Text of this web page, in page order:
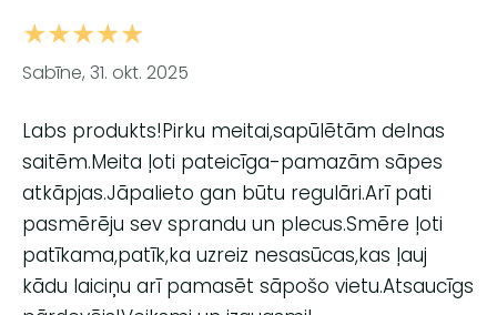
★★★★★
Sabīne, 31. okt. 2025
Labs produkts!Pirku meitai,sapūlētām delnas
saitēm.Meita ļoti pateicīga-pamazām sāpes
atkāpjas.Jāpalieto gan būtu regulāri.Arī pati
pasmērēju sev sprandu un plecus.Smēre ļoti
patīkama,patīk,ka uzreiz nesasūcas,kas ļauj
kādu laiciņu arī pamasēt sāpošo vietu.Atsaucīgs